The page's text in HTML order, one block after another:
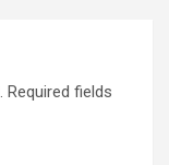
Required fields